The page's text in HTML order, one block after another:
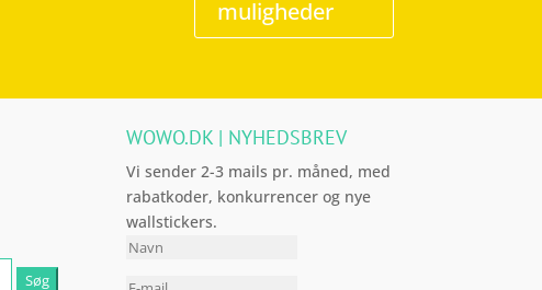
muligheder
WOWO.DK | NYHEDSBREV
Vi sender 2-3 mails pr. måned, med
rabatkoder, konkurrencer og nye
wallstickers.